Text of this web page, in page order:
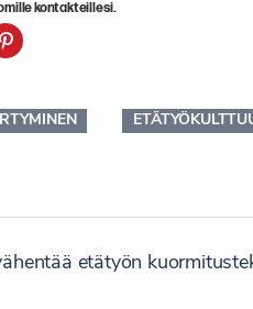
kontakteillesi.
etätyön